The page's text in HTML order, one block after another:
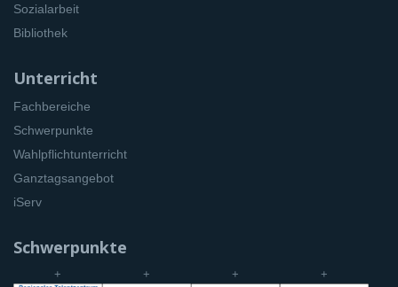
Sozialarbeit
Bibliothek
Unterricht
Fachbereiche
Schwerpunkte
Wahlpflichtunterricht
Ganztagsangebot
iServ
Schwerpunkte
+ + + +